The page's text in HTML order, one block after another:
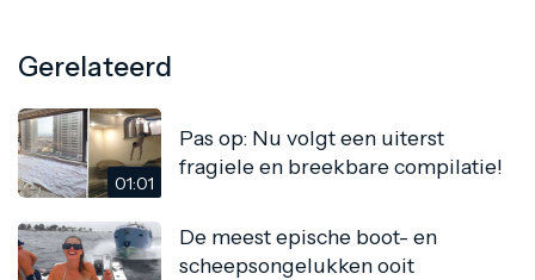
Gerelateerd
01:01
Pas op: Nu volgt een uiterst
fragiele en breekbare compilatie!
De meest epische boot- en
scheepsongelukken ooit